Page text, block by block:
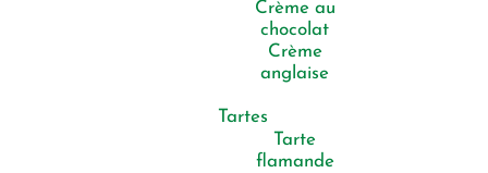
Crème au
chocolat
Crème
anglaise
Tartes
Tarte
flamande